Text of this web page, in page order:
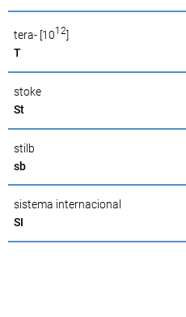
tera- [1012]
T
stoke
St
stilb
sb
sistema internacional
SI